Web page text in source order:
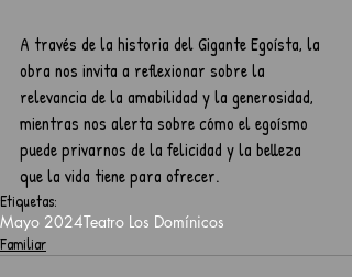
A través de la historia del Gigante Egoísta, la
obra nos invita a reflexionar sobre la
relevancia de la amabilidad y la generosidad,
mientras nos alerta sobre cómo el egoísmo
puede privarnos de la felicidad y la belleza
que la vida tiene para ofrecer.
Etiquetas:
Mayo 2024Teatro Los Domínicos
Familiar